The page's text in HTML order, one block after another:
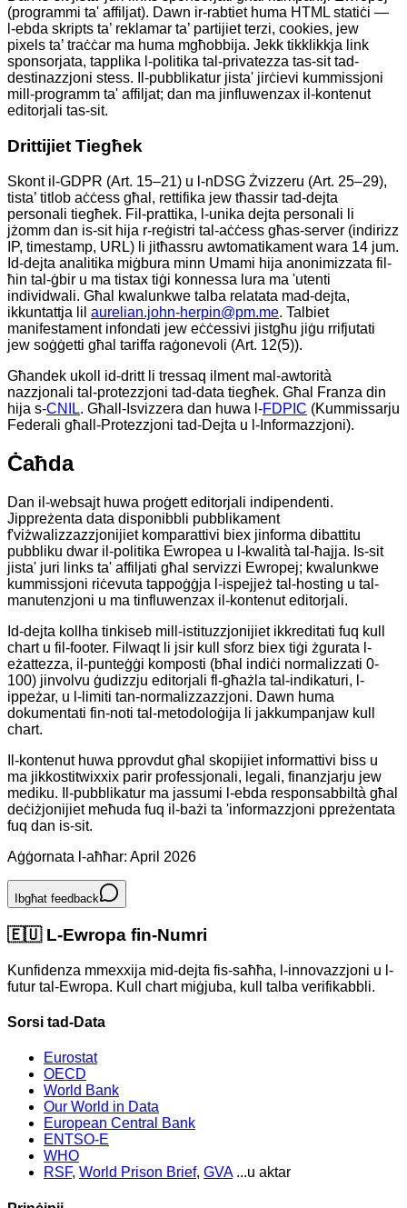
(programmi ta' affiljat). Dawn ir-rabtiet huma HTML statiċi —
l-ebda skripts ta’ reklamar ta’ partijiet terzi, cookies, jew
pixels ta’ traċċar ma huma mgħobbija. Jekk tikklikkja link
sponsorjata, tapplika l-politika tal-privatezza tas-sit tad-
destinazzjoni stess. Il-pubblikatur jista' jirċievi kummissjoni
mill-programm ta' affiljat; dan ma jinfluwenzax il-kontenut
editorjali tas-sit.
Drittijiet Tiegħek
Skont il-GDPR (Art. 15–21) u l-nDSG Żvizzeru (Art. 25–29),
tista’ titlob aċċess għal, rettifika jew tħassir tad-dejta
personali tiegħek. Fil-prattika, l-unika dejta personali li
jżomm dan is-sit hija r-reġistri tal-aċċess għas-server (indirizz
IP, timestamp, URL) li jitħassru awtomatikament wara 14 jum.
Id-dejta analitika miġbura minn Umami hija anonimizzata fil-
ħin tal-ġbir u ma tistax tiġi konnessa lura ma 'utenti
individwali. Għal kwalunkwe talba relatata mad-dejta,
ikkuntattja lil aurelian.john-herpin@pm.me. Talbiet
manifestament infondati jew eċċessivi jistgħu jiġu rrifjutati
jew soġġetti għal tariffa raġonevoli (Art. 12(5)).
Għandek ukoll id-dritt li tressaq ilment mal-awtorità
nazzjonali tal-protezzjoni tad-data tiegħek. Għal Franza din
hija s-CNIL. Għall-Isvizzera dan huwa l-FDPIC (Kummissarju
Federali għall-Protezzjoni tad-Dejta u l-Informazzjoni).
Ċaħda
Dan il-websajt huwa proġett editorjali indipendenti.
Jippreżenta data disponibbli pubblikament
f'viżwalizzazzjonijiet komparattivi biex jinforma dibattitu
pubbliku dwar il-politika Ewropea u l-kwalità tal-ħajja. Is-sit
jista' juri links ta' affiljati għal servizzi Ewropej; kwalunkwe
kummissjoni riċevuta tappoġġja l-ispejjeż tal-hosting u tal-
manutenzjoni u ma tinfluwenzax il-kontenut editorjali.
Id-dejta kollha tinkiseb mill-istituzzjonijiet ikkreditati fuq kull
chart u fil-footer. Filwaqt li jsir kull sforz biex tiġi żgurata l-
eżattezza, il-punteġġi komposti (bħal indiċi normalizzati 0-
100) jinvolvu ġudizzju editorjali fl-għażla tal-indikaturi, l-
ippeżar, u l-limiti tan-normalizzazzjoni. Dawn huma
dokumentati fin-noti tal-metodoloġija li jakkumpanjaw kull
chart.
Il-kontenut huwa pprovdut għal skopijiet informattivi biss u
ma jikkostitwixxix parir professjonali, legali, finanzjarju jew
mediku. Il-pubblikatur ma jassumi l-ebda responsabbiltà għal
deċiżjonijiet meħuda fuq il-bażi ta 'informazzjoni ppreżentata
fuq dan is-sit.
Aġġornata l-aħħar: April 2026
Ibgħat feedback
🇪🇺 L-Ewropa fin-Numri
Kunfidenza mmexxija mid-dejta fis-saħħa, l-innovazzjoni u l-
futur tal-Ewropa. Kull chart miġjuba, kull talba verifikabbli.
Sorsi tad-Data
Eurostat
OECD
World Bank
Our World in Data
European Central Bank
ENTSO-E
WHO
RSF, World Prison Brief, GVA ...u aktar